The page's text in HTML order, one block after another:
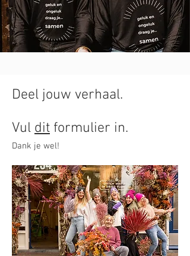
Deel jouw verhaal.
Vul dit formulier in.
Dank je wel!